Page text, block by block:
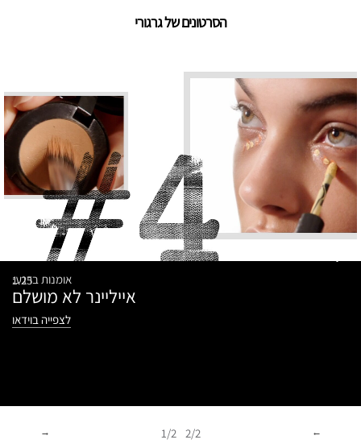
הסרטונים של גרגורי
1.25
אומנות ברגע:
אייליינר לא מושלם
לצפייה בוידאו
1/2 2/2